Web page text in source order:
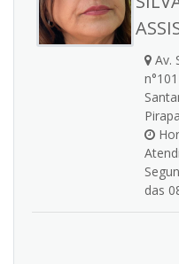
Av.
das